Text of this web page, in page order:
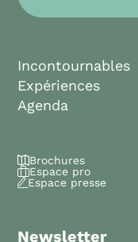
Incontournables
Expériences
Agenda
Brochures
Espace pro
Espace presse
Newsletter